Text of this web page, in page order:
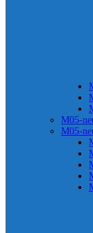
M05-
M05-